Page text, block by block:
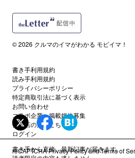
2026.08.04
【5分でわかる自動車業界最新ニュース
サポートメンバー限定
【選ばれたのは『吉利』でした】Ford
もチェリーでもなく『吉...
2026.07.31
48万台売って営業利益率1.4%、テス
書き手から直接、最新記事が届きます。
© 2026 クルマのイマがわかる モビイマ！
書き手利用規約
読み手利用規約
プライバシーポリシー
特定商取引法に基づく表示
お問い合わせ
コラボ企業・掲載媒体募集
代理店の方はこちら
ログイン
reCAPTCHAPrivacy PolicyandTerms of